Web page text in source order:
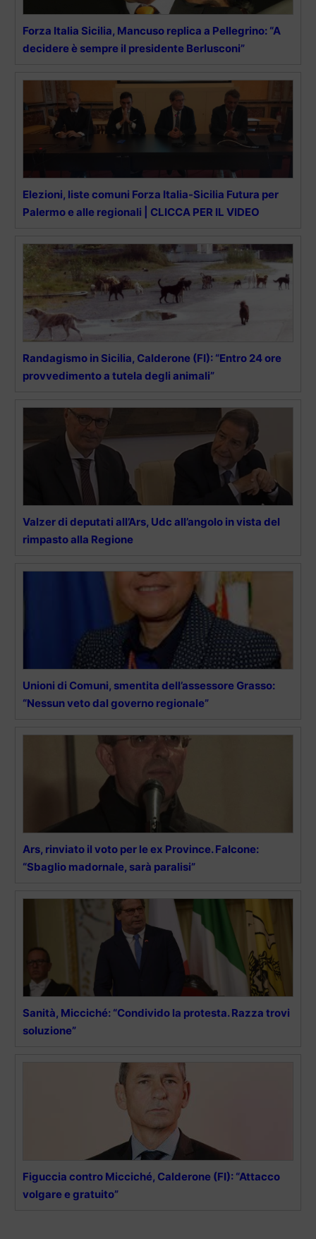
Forza Italia Sicilia, Mancuso replica a Pellegrino: “A
decidere è sempre il presidente Berlusconi”
Elezioni, liste comuni Forza Italia-Sicilia Futura per
Palermo e alle regionali | CLICCA PER IL VIDEO
Randagismo in Sicilia, Calderone (FI): “Entro 24 ore
provvedimento a tutela degli animali”
Valzer di deputati all’Ars, Udc all’angolo in vista del
rimpasto alla Regione
Unioni di Comuni, smentita dell’assessore Grasso:
“Nessun veto dal governo regionale”
Ars, rinviato il voto per le ex Province. Falcone:
“Sbaglio madornale, sarà paralisi”
Sanità, Micciché: “Condivido la protesta. Razza trovi
soluzione”
Figuccia contro Micciché, Calderone (FI): “Attacco
volgare e gratuito”